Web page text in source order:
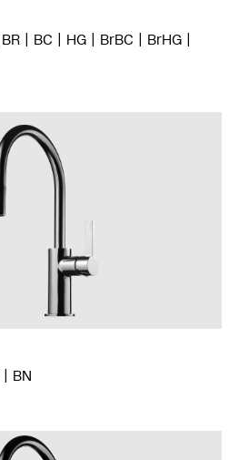
BR BC HG BrBC
BrHG
BN